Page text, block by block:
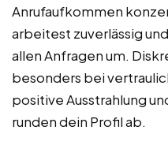
Anrufaufkommen
arbeitest zuverlässig
allen Anfragen um.
besonders bei
positive Ausstrahlung
runden dein Profil ab.